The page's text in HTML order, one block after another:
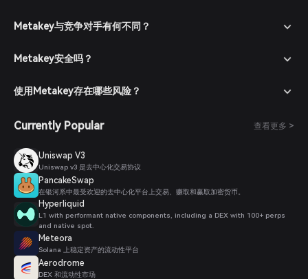
Metakey与竞争对手有何不同？
Metakey安全吗？
使用Metakey存在哪些风险？
Currently Popular 查看更多 >
Uniswap V3
Uniswap v3 是去中心化交易协议
PancakeSwap
在银河系中最受欢迎的去中心化平台上交易、赚取和赢取加密货币。
Hyperliquid
L1 with performant native components, including a DEX with 100+ perps
and native spot.
Meteora
Solana 上稳定资产的流动性平台
Aerodrome
DEX 和流动性市场